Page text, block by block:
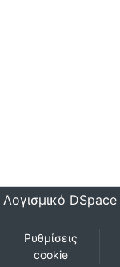
Λογισμικό DSpace
Ρυθμίσεις
cookie